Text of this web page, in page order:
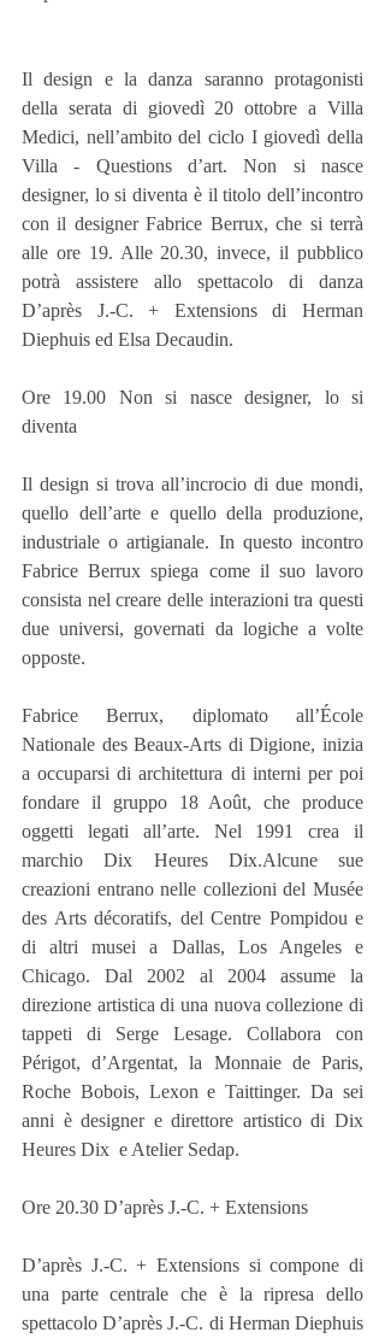
Il design e la danza saranno protagonisti
della serata di giovedì 20 ottobre a Villa
Medici, nell’ambito del ciclo I giovedì della
Villa - Questions d’art. Non si nasce
designer, lo si diventa è il titolo dell’incontro
con il designer Fabrice Berrux, che si terrà
alle ore 19. Alle 20.30, invece, il pubblico
potrà assistere allo spettacolo di danza
D’après J.-C. + Extensions di Herman
Diephuis ed Elsa Decaudin.
Ore 19.00 Non si nasce designer, lo si
diventa
Il design si trova all’incrocio di due mondi,
quello dell’arte e quello della produzione,
industriale o artigianale. In questo incontro
Fabrice Berrux spiega come il suo lavoro
consista nel creare delle interazioni tra questi
due universi, governati da logiche a volte
opposte.
Fabrice Berrux, diplomato all’École
Nationale des Beaux-Arts di Digione, inizia
a occuparsi di architettura di interni per poi
fondare il gruppo 18 Août, che produce
oggetti legati all’arte. Nel 1991 crea il
marchio Dix Heures Dix.Alcune sue
creazioni entrano nelle collezioni del Musée
des Arts décoratifs, del Centre Pompidou e
di altri musei a Dallas, Los Angeles e
Chicago. Dal 2002 al 2004 assume la
direzione artistica di una nuova collezione di
tappeti di Serge Lesage. Collabora con
Périgot, d’Argentat, la Monnaie de Paris,
Roche Bobois, Lexon e Taittinger. Da sei
anni è designer e direttore artistico di Dix
Heures Dix  e Atelier Sedap.
Ore 20.30 D’après J.-C. + Extensions
D’après J.-C. + Extensions si compone di
una parte centrale che è la ripresa dello
spettacolo D’après J.-C. di Herman Diephuis